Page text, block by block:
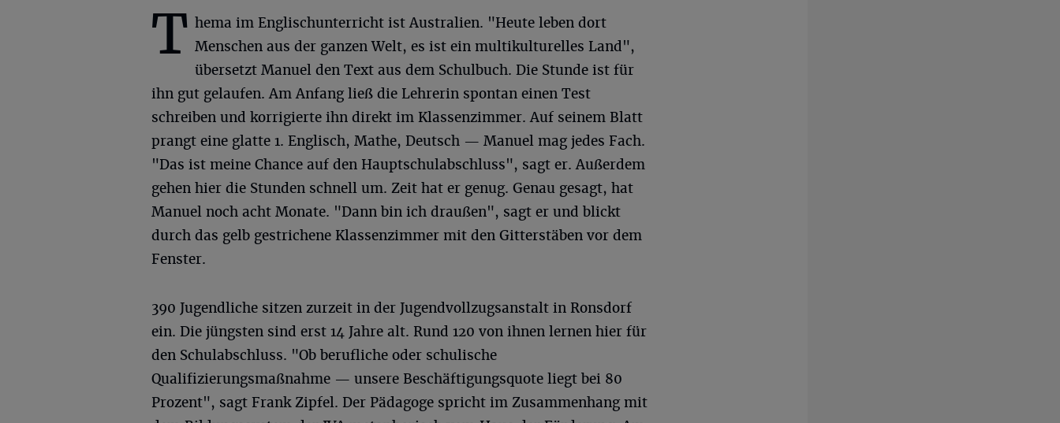
T hema im Englischunterricht ist Australien. "Heute leben dort
Menschen aus der ganzen Welt, es ist ein multikulturelles Land",
übersetzt Manuel den Text aus dem Schulbuch. Die Stunde ist für
ihn gut gelaufen. Am Anfang ließ die Lehrerin spontan einen Test
schreiben und korrigierte ihn direkt im Klassenzimmer. Auf seinem Blatt
prangt eine glatte 1. Englisch, Mathe, Deutsch — Manuel mag jedes Fach.
"Das ist meine Chance auf den Hauptschulabschluss", sagt er. Außerdem
gehen hier die Stunden schnell um. Zeit hat er genug. Genau gesagt, hat
Manuel noch acht Monate. "Dann bin ich draußen", sagt er und blickt
durch das gelb gestrichene Klassenzimmer mit den Gitterstäben vor dem
Fenster.
390 Jugendliche sitzen zurzeit in der Jugendvollzugsanstalt in Ronsdorf
ein. Die jüngsten sind erst 14 Jahre alt. Rund 120 von ihnen lernen hier für
den Schulabschluss. "Ob berufliche oder schulische
Qualifizierungsmaßnahme — unsere Beschäftigungsquote liegt bei 80
Prozent", sagt Frank Zipfel. Der Pädagoge spricht im Zusammenhang mit